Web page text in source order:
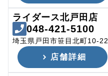
ライダース北戸田店
048-421-5100
埼玉県戸田市笹目北町10-22
店舗詳細